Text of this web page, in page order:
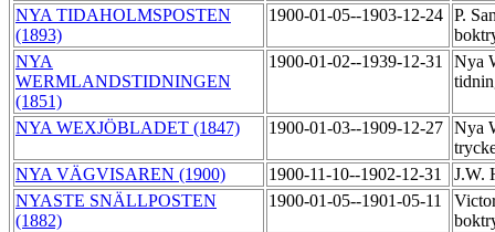
NYA TIDAHOLMSPOSTEN
(1893)
1900-01-05--1903-12-24 P.
NYA
WERMLANDSTIDNINGEN
(1851)
1900-01-02--1939-12-31
Nya
NYA WEXJÖBLADET (1847) 1900-01-03--1909-12-27 Nya
NYA VÄGVISAREN (1900)
1900-11-10--1902-12-31
J.W.
NYASTE SNÄLLPOSTEN
(1882)
1900-01-05--1901-05-11